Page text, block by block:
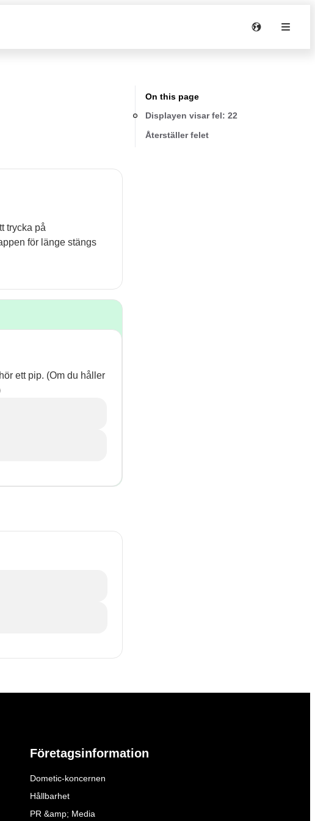
trycka på
för länge stängs
ett pip. (Om du håller
On this page
Displayen visar fel: 22
Återställer felet
Företagsinformation
Dometic-koncernen
Hållbarhet
PR &amp; Media